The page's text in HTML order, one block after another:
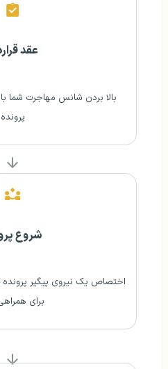
عقد
بالا بردن شانس مهاجرت شما
پرونده
شروع
اختصاص یک نیروی پیگیر پرونده
برای